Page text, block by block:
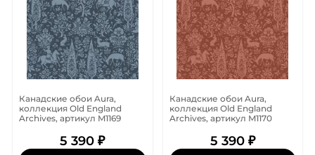
Канадские обои Aura,
коллекция Old England
Archives, артикул M1169
5 390 ₽
Канадские обои Aura,
коллекция Old England
Archives, артикул M1170
5 390 ₽